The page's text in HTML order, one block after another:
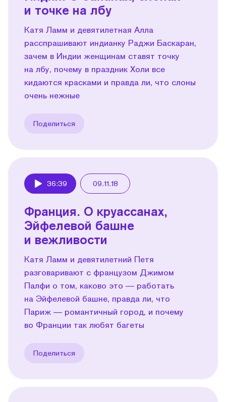
и точке на лбу
Катя Ламм и девятилетная Алла
расспрашивают индианку Раджи Баскаран,
зачем в Индии женщинам ставят точку
на лбу, почему в праздник Холи все
кидаются красками и правда ли, что слоны
очень нежные
Поделиться
36:39 09.11.18
Франция. О круассанах,
Эйфелевой башне
и вежливости
Катя Ламм и девятилетний Петя
разговаривают с французом Джимом
Палфи о том, каково это — работать
на Эйфелевой башне, правда ли, что
Париж — романтичный город, и почему
во Франции так любят багеты
Поделиться